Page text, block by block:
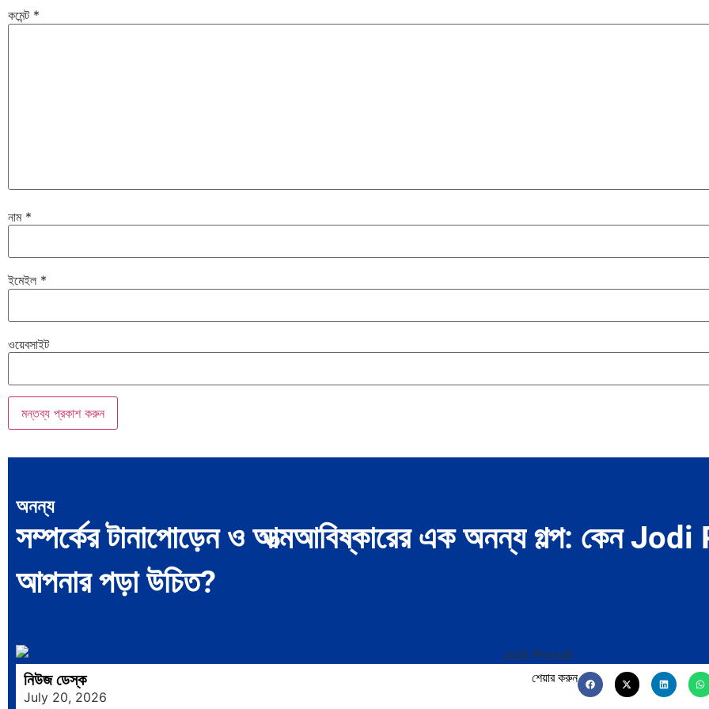
কমেন্ট *
নাম *
ইমেইল *
ওয়েবসাইট
অনন্য
সম্পর্কের টানাপোড়েন ও আত্মআবিষ্কারের এক অনন্য গল্প: কেন
আপনার পড়া উচিত?
নিউজ ডেস্ক
July 20, 2026
শেয়ার করুন